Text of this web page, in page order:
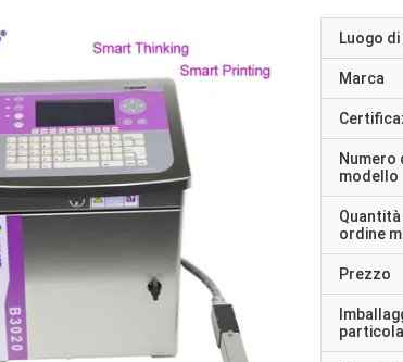
Luogo
Marca
Numero
modello
ordine
Prezzo